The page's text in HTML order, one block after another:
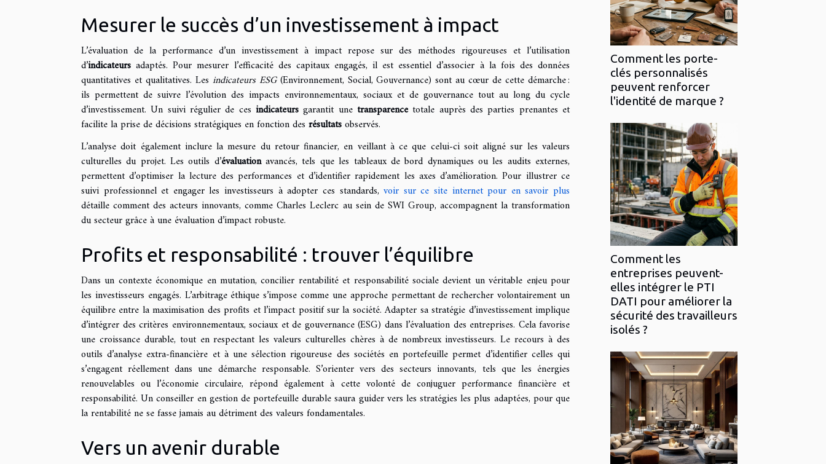
Mesurer le succès d’un investissement à impact
L’évaluation de la performance d’un investissement à impact repose sur des méthodes rigoureuses et l’utilisation
d’indicateurs adaptés. Pour mesurer l’efficacité des capitaux engagés, il est essentiel d’associer à la fois des données
quantitatives et qualitatives. Les indicateurs ESG(Environnement, Social, Gouvernance) sont au cœur de cette démarche :
ils permettent de suivre l’évolution des impacts environnementaux, sociaux et de gouvernance tout au long du cycle
d’investissement. Un suivi régulier de ces indicateurs garantit une transparencetotale auprès des parties prenantes et
facilite la prise de décisions stratégiques en fonction des résultatsobservés.
L’analyse doit également inclure la mesure du retour financier, en veillant à ce que celui-ci soit aligné sur les valeurs
culturelles du projet. Les outils d’évaluationavancés, tels que les tableaux de bord dynamiques ou les audits externes,
permettent d’optimiser la lecture des performances et d’identifier rapidement les axes d’amélioration. Pour illustrer ce
suivi professionnel et engager les investisseurs à adopter ces standards,voir sur ce site internet pour en savoir plus
détaille comment des acteurs innovants, comme Charles Leclerc au sein de SWI Group, accompagnent la transformation
du secteur grâce à une évaluation d’impact robuste.
Profits et responsabilité : trouver l’équilibre
Dans un contexte économique en mutation, concilier rentabilité et responsabilité sociale devient un véritable enjeu pour
les investisseurs engagés. L’arbitrage éthique s’impose comme une approche permettant de rechercher volontairement un
équilibre entre la maximisation des profits et l’impact positif sur la société. Adapter sa stratégie d’investissement implique
d’intégrer des critères environnementaux, sociaux et de gouvernance (ESG) dans l’évaluation des entreprises. Cela favorise
une croissance durable, tout en respectant les valeurs culturelles chères à de nombreux investisseurs. Le recours à des
outils d’analyse extra-financière et à une sélection rigoureuse des sociétés en portefeuille permet d’identifier celles qui
s’engagent réellement dans une démarche responsable. S’orienter vers des secteurs innovants, tels que les énergies
renouvelables ou l’économie circulaire, répond également à cette volonté de conjuguer performance financière et
responsabilité. Un conseiller en gestion de portefeuille durable saura guider vers les stratégies les plus adaptées, pour que
la rentabilité ne se fasse jamais au détriment des valeurs fondamentales.
Vers un avenir durable
Comment les porte-
clés personnalisés
peuvent renforcer
l'identité de marque ?
Comment les
entreprises peuvent-
elles intégrer le PTI
DATI pour améliorer la
sécurité des travailleurs
isolés ?